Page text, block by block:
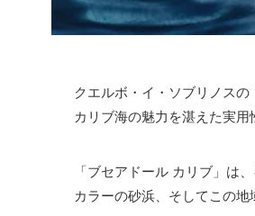
クエルボ・イ・ソブリノス
カリブ海の魅力を湛えた実用
「ブセアドール カリブ」は
カラーの砂浜、そしてこの